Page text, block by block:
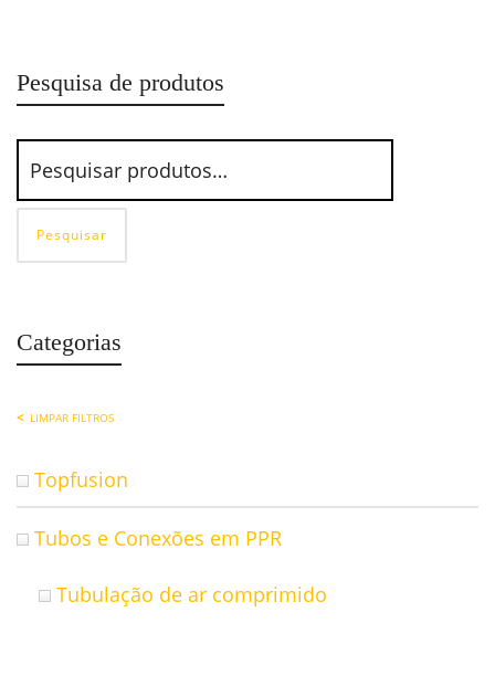
Pesquisa de produtos
Pesquisar
Categorias
LIMPAR FILTROS
Topfusion
Tubos e Conexões em PPR
Tubulação de ar comprimido